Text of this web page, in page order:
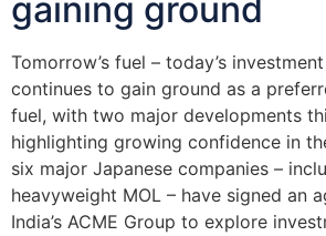
gaining ground
Tomorrow’s fuel – today’s
continues to gain ground as a
fuel, with two major developments
highlighting growing confidence in
six major Japanese companies –
heavyweight MOL – have signed an
India’s ACME Group to explore